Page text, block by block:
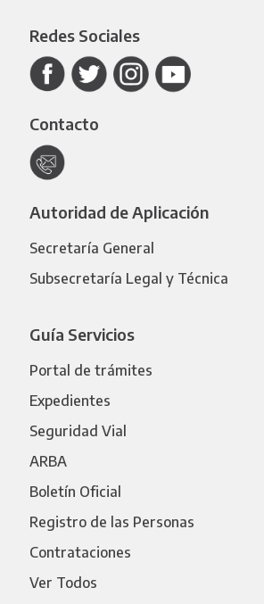
Redes Sociales
Contacto
Autoridad de Aplicación
Secretaría General
Subsecretaría Legal y Técnica
Guía Servicios
Portal de trámites
Expedientes
Seguridad Vial
ARBA
Boletín Oficial
Registro de las Personas
Contrataciones
Ver Todos